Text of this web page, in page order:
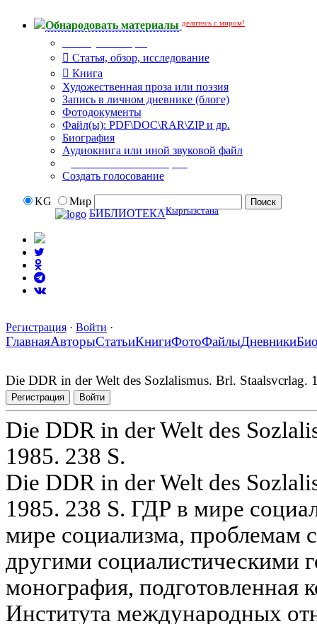
Обнародовать материалы делитесь с миром!
Статья, обзор, исследование
Книга
Художественная проза или поэзия
Запись в личном дневнике (блоге)
Фотодокументы
Файл(ы): PDF\DOC\RAR\ZIP и др.
Биография
Аудиокнига или иной звуковой файл
Создать голосование
KG
Мир
БИБЛИОТЕКАКыргызстана
Регистрация · Войти ·
ГлавнаяАвторыСтатьиКнигиФотоФайлыДневники
Die DDR in der Welt des Sozlalismus. Brl. Staalsvcrlag.
Регистрация Войти
Die DDR in der Welt des
1985. 238 S.
Die DDR in der Welt des
1985. 238 S. ГДР в мире
мире социализма, проблемам
другими социалистическими
монография, подготовленная
Института международных